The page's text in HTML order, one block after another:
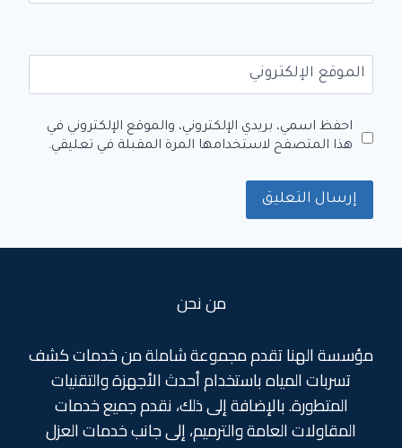
الموقع الإلكتروني
احفظ اسمي، بريدي الإلكتروني، والموقع الإلكتروني في
هذا المتصفح لاستخدامها المرة المقبلة في تعليقي.
من نحن
مؤسسة الهنا تقدم مجموعة شاملة من خدمات كشف
تسربات المياه باستخدام أحدث الأجهزة والتقنيات
المتطورة. بالإضافة إلى ذلك، نقدم جميع خدمات
المقاولات العامة والترميم، إلى جانب خدمات العزل